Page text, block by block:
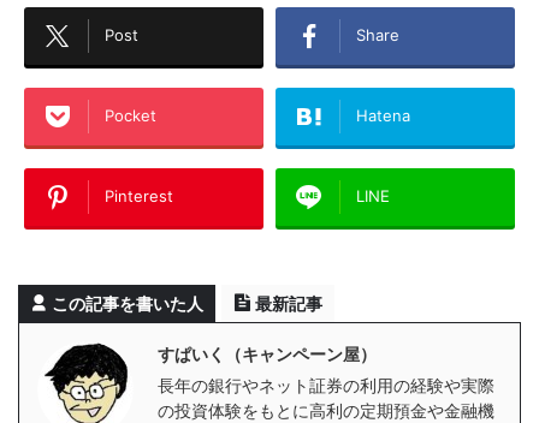
Post Share
Pocket Hatena
Pinterest LINE
この記事を書いた人 最新記事
すぱいく（キャンペーン屋）
長年の銀行やネット証券の利用の経験や実際
の投資体験をもとに高利の定期預金や金融機